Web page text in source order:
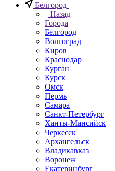
Белгород
Назад
Города
Белгород
Волгоград
Киров
Краснодар
Курган
Курск
Омск
Пермь
Самара
Санкт-Петербург
Ханты-Мансийск
Черкесск
Архангельск
Владикавказ
Воронеж
Екатеринбург